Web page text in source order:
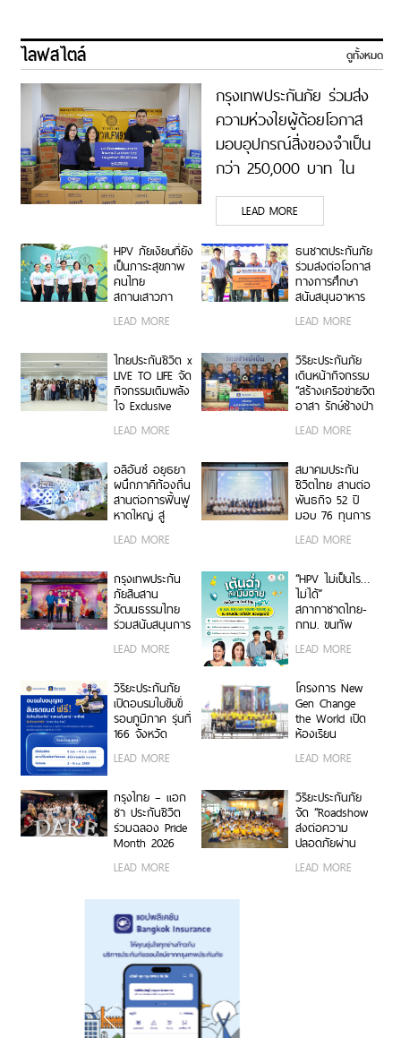
ไลฟสไตล์ ดูทั้งหมด
กรุงเทพประกันภัย ร่วมส่ง
ความห่วงใยผู้ด้อยโอกาส
มอบอุปกรณ์สิ่งของจำเป็น
กว่า 250,000 บาท ใน
โครงการ GIVE NEVER
STOP ผ่าน สวพ.FM91
LEAD MORE
HPV ภัยเงียบที่ยัง
เป็นภาระสุขภาพ
คนไทย
สถานเสาวภา
จับมือ กทม.
คิดว่า “ไม่เป็นไร”
ก่อนความชะล่าใจ
จะกลายเป็นมะเร็ง
ร้าย
LEAD MORE
ธนชาตประกันภัย
ร่วมส่งต่อโอกาส
ทางการศึกษา
สนับสนุนอาหาร
โครงการ “ครู
อาสา 2569”
LEAD MORE
ไทยประกันชีวิต x
LIVE TO LIFE จัด
กิจกรรมเติมพลัง
ใจ Exclusive
รูน แมตช์
LEAD MORE
วิริยะประกันภัย
เดินหน้ากิจกรรม
“สร้างเครือข่ายจิต
อาสา รักษ์ช้างป่า
ครั้งที่ 2
LEAD MORE
อลิอันซ์ อยุธยา
ผนึกภาคีท้องถิ่น
สานต่อการฟื้นฟู
หาดใหญ่ สู่
พร้อมรับมือภัย
LEAD MORE
สมาคมประกัน
ชีวิตไทย สานต่อ
พันธกิจ 52 ปี
มอบ 76 ทุนการ
บุคลากรคุณภาพ
ประกันชีวิต
LEAD MORE
กรุงเทพประกัน
ภัยสืบสาน
วัฒนธรรมไทย
ร่วมสนับสนุนการ
พรรษา จังหวัด
ประจำปี 2569
LEAD MORE
“HPV ไม่เป็นไร…
ไม่ได้”
สภากาชาดไทย-
กทม. ขนทัพ
ชวนเต้น รู้ทัน
สวนลุมพินี 5
ส.ค.นี้
LEAD MORE
วิริยะประกันภัย
เปิดอบรมใบขับขี่
รอบภูมิภาค รุ่นที่
166 จังหวัด
ขับขี่คุณภาพ ลด
อย่างยั่งยืน
LEAD MORE
โครงการ New
Gen Change
the World เปิด
ห้องเรียน
ศาสตร์พระราชา
การพัฒนาอ่าว
คุ้งกระเบน
LEAD MORE
กรุงไทย – แอก
ซ่า ประกันชีวิต
ร่วมฉลอง Pride
Month 2026
บันดาลใจ ภายใต้
Space To Dare
With Pride
2026”
LEAD MORE
วิริยะประกันภัย
จัด “Roadshow
ส่งต่อความ
ปลอดภัยผ่าน
ภาพ” เปิดพื้นที่
LEAD MORE